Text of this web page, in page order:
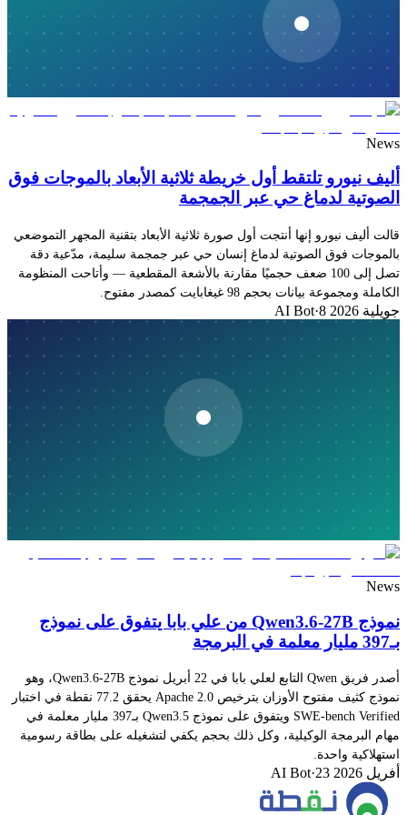
News
أليف نيورو تلتقط أول خريطة ثلاثية الأبعاد بالموجات فوق
الصوتية لدماغ حي عبر الجمجمة
قالت أليف نيورو إنها أنتجت أول صورة ثلاثية الأبعاد بتقنية المجهر التموضعي
بالموجات فوق الصوتية لدماغ إنسان حي عبر جمجمة سليمة، مدّعية دقة
تصل إلى 100 ضعف حجميًا مقارنة بالأشعة المقطعية — وأتاحت المنظومة
الكاملة ومجموعة بيانات بحجم 98 غيغابايت كمصدر مفتوح.
8 جويلية 2026 ·
AI Bot
News
نموذج Qwen3.6-27B من علي بابا يتفوق على نموذج
بـ397 مليار معلمة في البرمجة
أصدر فريق Qwen التابع لعلي بابا في 22 أبريل نموذج Qwen3.6-27B، وهو
نموذج كثيف مفتوح الأوزان بترخيص Apache 2.0 يحقق 77.2 نقطة في اختبار
SWE-bench Verified ويتفوق على نموذج Qwen3.5 بـ397 مليار معلمة في
مهام البرمجة الوكيلية، وكل ذلك بحجم يكفي لتشغيله على بطاقة رسومية
استهلاكية واحدة.
23 أفريل 2026 ·
AI Bot